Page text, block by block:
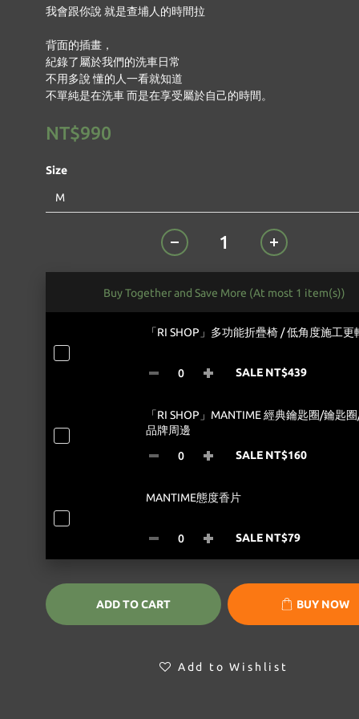
我會跟你說 就是查埔人的時間拉
背面的插畫，
紀錄了屬於我們的洗車日常
不用多說 懂的人一看就知道
不單純是在洗車 而是在享受屬於自己的時間。
NT$990
Size
Buy Together and Save More (At most 1 item(s))
「RI SHOP」多功能折疊椅 / 低角度施工更
SALE NT$439
「RI SHOP」MANTIME 經典鑰匙圈/鑰匙
品牌周邊
SALE NT$160
MANTIME態度香片
SALE NT$79
ADD TO CART BUY NOW
Add to Wishlist